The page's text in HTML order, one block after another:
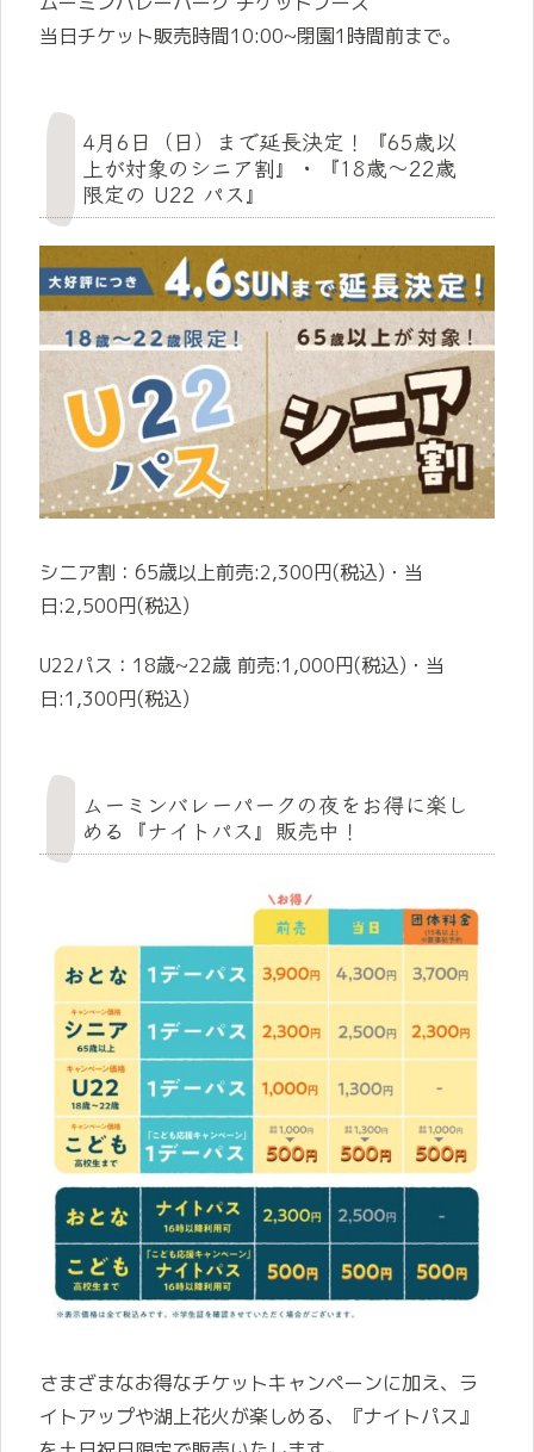
当日チケット販売時間10:00~閉園1時間前まで。
4月6日（日）まで延長決定！『65歳以
上が対象のシニア割』・『18歳～22歳
限定の U22 パス』
シニア割：65歳以上前売:2,300円(税込)・当
日:2,500円(税込)
U22パス：18歳~22歳 前売:1,000円(税込)・当
日:1,300円(税込)
ムーミンバレーパークの夜をお得に楽し
める『ナイトパス』販売中！
さまざまなお得なチケットキャンペーンに加え、ラ
イトアップや湖上花火が楽しめる、『ナイトパス』